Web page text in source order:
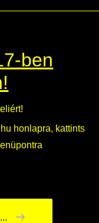
ben
honlapra, kattints